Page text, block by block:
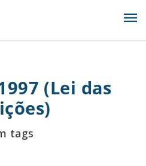
menu
(Lei das
tags